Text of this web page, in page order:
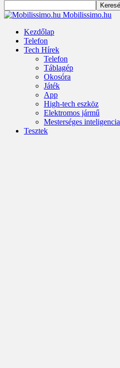
Mobilissimo.hu
Kezdőlap
Telefon
Tech Hírek
Telefon
Táblagép
Okosóra
Játék
App
High-tech eszköz
Elektromos jármű
Mesterséges inteligencia
Tesztek